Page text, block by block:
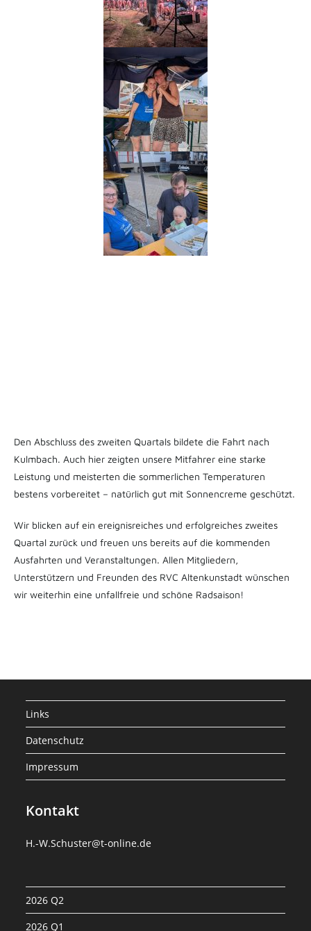
Den Abschluss des zweiten Quartals bildete die Fahrt nach
Kulmbach. Auch hier zeigten unsere Mitfahrer eine starke
Leistung und meisterten die sommerlichen Temperaturen
bestens vorbereitet – natürlich gut mit Sonnencreme geschützt.
Wir blicken auf ein ereignisreiches und erfolgreiches zweites
Quartal zurück und freuen uns bereits auf die kommenden
Ausfahrten und Veranstaltungen. Allen Mitgliedern,
Unterstützern und Freunden des RVC Altenkunstadt wünschen
wir weiterhin eine unfallfreie und schöne Radsaison!
Links
Datenschutz
Impressum
Kontakt
H.-W.Schuster@t-online.de
2026 Q2
2026 Q1